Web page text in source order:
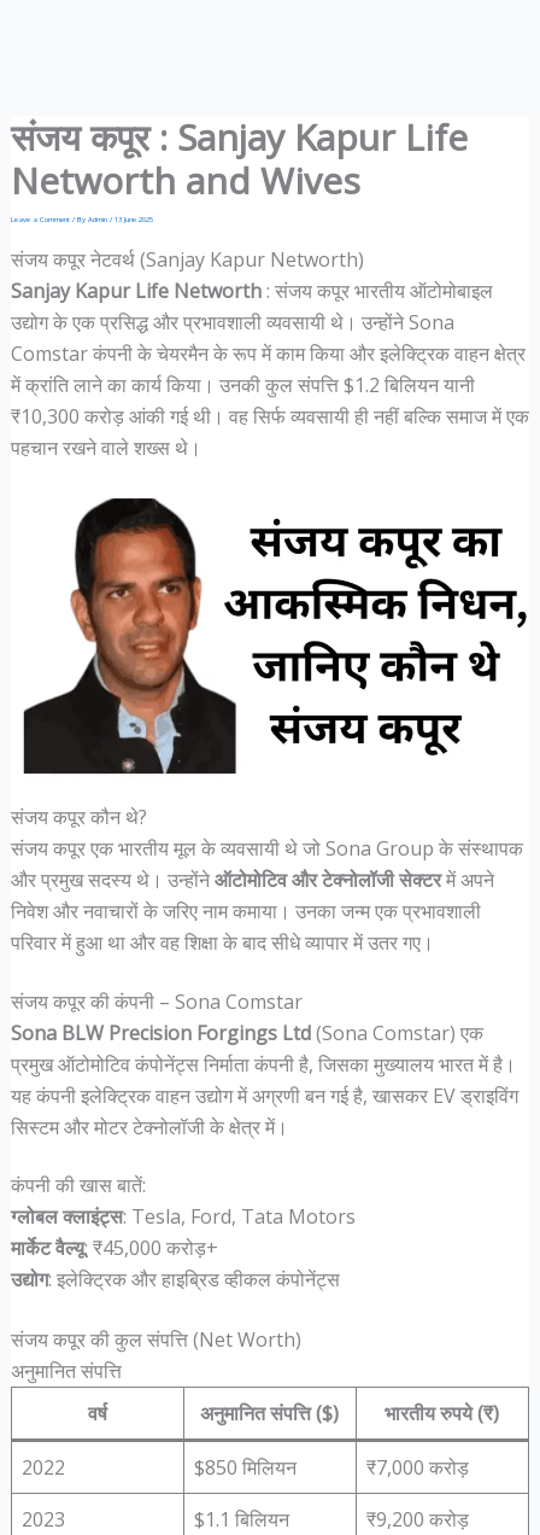
संजय कपूर : Sanjay Kapur Life
Networth and Wives
Leave a Comment / By Admin / 13 June 2025
संजय कपूर नेटवर्थ (Sanjay Kapur Networth)
Sanjay Kapur Life Networth: संजय कपूर भारतीय ऑटोमोबाइल
उद्योग के एक प्रसिद्ध और प्रभावशाली व्यवसायी थे। उन्होंने Sona
Comstar कंपनी के चेयरमैन के रूप में काम किया और इलेक्ट्रिक वाहन क्षेत्र
में क्रांति लाने का कार्य किया। उनकी कुल संपत्ति $1.2 बिलियन यानी
₹10,300 करोड़ आंकी गई थी। वह सिर्फ व्यवसायी ही नहीं बल्कि समाज में एक
पहचान रखने वाले शख्स थे।
संजय कपूर कौन थे?
संजय कपूर एक भारतीय मूल के व्यवसायी थे जो Sona Group के संस्थापक
और प्रमुख सदस्य थे। उन्होंनेऑटोमोटिव और टेक्नोलॉजी सेक्टरमें अपने
निवेश और नवाचारों के जरिए नाम कमाया। उनका जन्म एक प्रभावशाली
परिवार में हुआ था और वह शिक्षा के बाद सीधे व्यापार में उतर गए।
संजय कपूर की कंपनी – Sona Comstar
Sona BLW Precision Forgings Ltd(Sona Comstar) एक
प्रमुख ऑटोमोटिव कंपोनेंट्स निर्माता कंपनी है, जिसका मुख्यालय भारत में है।
यह कंपनी इलेक्ट्रिक वाहन उद्योग में अग्रणी बन गई है, खासकर EV ड्राइविंग
सिस्टम और मोटर टेक्नोलॉजी के क्षेत्र में।
कंपनी की खास बातें:
ग्लोबल क्लाइंट्स: Tesla, Ford, Tata Motors
मार्केट वैल्यू: ₹45,000 करोड़+
उद्योग: इलेक्ट्रिक और हाइब्रिड व्हीकल कंपोनेंट्स
संजय कपूर की कुल संपत्ति (Net Worth)
अनुमानित संपत्ति
वर्ष
अनुमानित संपत्ति ($) भारतीय रुपये (₹)
2022 $850 मिलियन
₹7,000 करोड़
2023
$1.1 बिलियन
₹9,200 करोड़